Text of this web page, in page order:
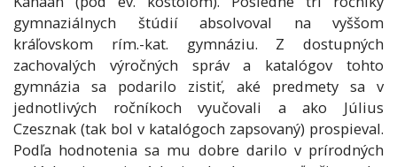
gymnaziálnych štúdií absolvoval na vyššom
kráľovskom rím.-kat. gymnáziu. Z dostupných
zachovalých výročných správ a katalógov tohto
gymnázia sa podarilo zistiť, aké predmety sa v
jednotlivých ročníkoch vyučovali a ako Július
Czesznak (tak bol v katalógoch zapsovaný) prospieval.
Podľa hodnotenia sa mu dobre darilo v prírodných